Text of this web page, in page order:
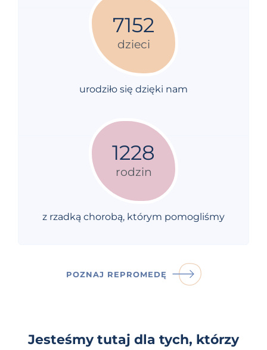
dzieci
7152
urodziło się dzięki nam
rodzin
1228
z rzadką chorobą, którym pomogliśmy
POZNAJ REPROMEDĘ
Jesteśmy tutaj dla tych, którzy